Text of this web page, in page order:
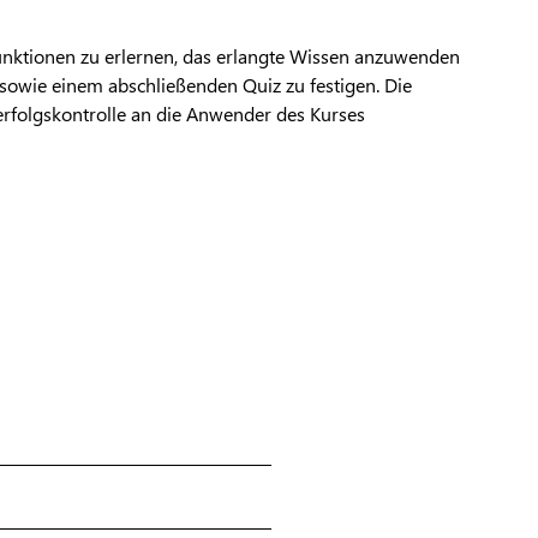
zu erlernen, das erlangte Wissen anzuwenden
einem abschließenden Quiz zu festigen. Die
an die Anwender des Kurses